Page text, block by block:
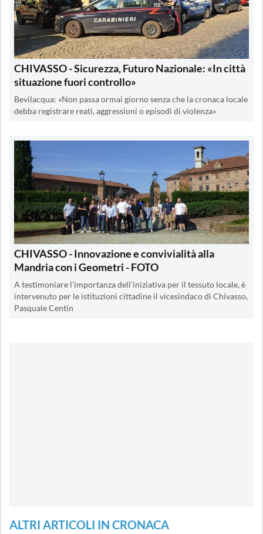
CHIVASSO - Sicurezza, Futuro Nazionale: «In città
situazione fuori controllo»
Bevilacqua: «Non passa ormai giorno senza che la cronaca locale
debba registrare reati, aggressioni o episodi di violenza»
CHIVASSO - Innovazione e convivialità alla
Mandria con i Geometri - FOTO
A testimoniare l'importanza dell'iniziativa per il tessuto locale, è
intervenuto per le istituzioni cittadine il vicesindaco di Chivasso,
Pasquale Centin
ALTRI ARTICOLI IN CRONACA